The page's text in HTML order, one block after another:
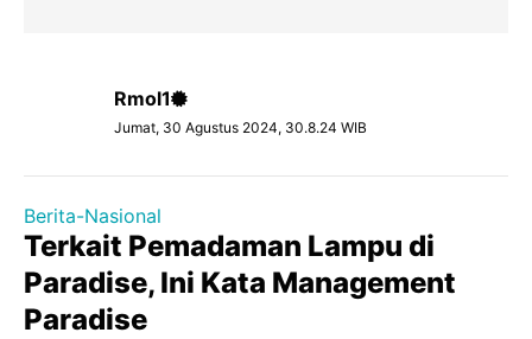
Rmol1
Jumat, 30 Agustus 2024, 30.8.24 WIB
Berita-Nasional
Terkait Pemadaman Lampu di
Paradise, Ini Kata Management
Paradise